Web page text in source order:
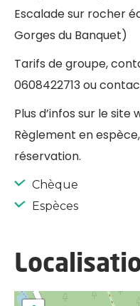
Escalade sur rocher
Gorges du Banquet)
Tarifs de groupe,
0608422713 ou
Plus d’infos sur le
Règlement en
réservation.
Chèque
Espèces